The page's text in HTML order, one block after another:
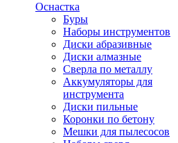
Оснастка
Буры
Наборы инструментов
Диски абразивные
Диски алмазные
Сверла по металлу
Аккумуляторы для
инструмента
Диски пильные
Коронки по бетону
Мешки для пылесосов